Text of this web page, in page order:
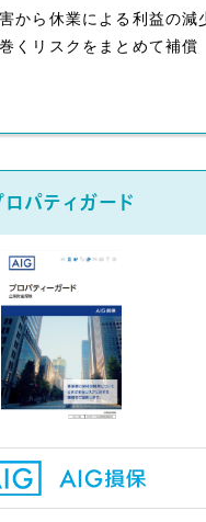
から休業による利益の減
くリスクをまとめて補償
ロパティガード